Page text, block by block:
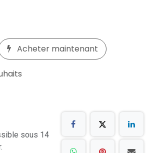
Acheter maintenant
sous 14